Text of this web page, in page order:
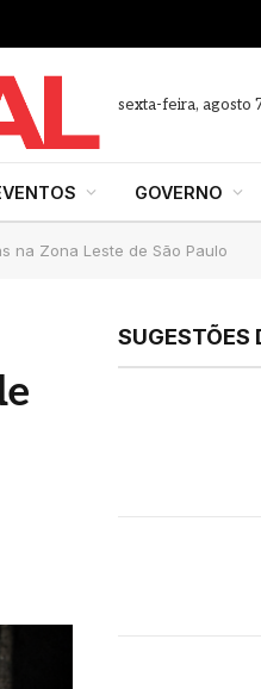
sexta-feira, agosto
GOVERNO
na Zona Leste de São Paulo
SUGESTÕES